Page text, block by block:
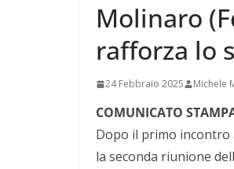
Molinaro
rafforza lo
24 Febbraio 2025 Michele
COMUNICATO
Dopo il primo incontro
la seconda riunione